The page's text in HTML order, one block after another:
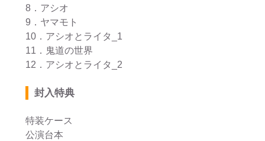
8．アシオ
9．ヤマモト
10．アシオとライタ_1
11．鬼道の世界
12．アシオとライタ_2
封入特典
特装ケース
公演台本